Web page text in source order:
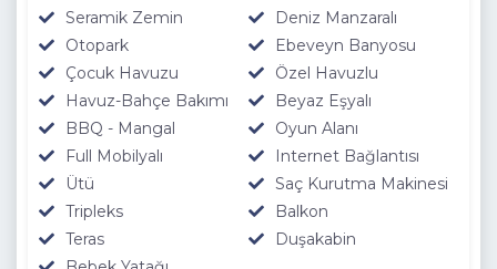
Seramik Zemin
Deniz Manzaralı
Otopark
Ebeveyn Banyosu
Çocuk Havuzu
Özel Havuzlu
Havuz-Bahçe Bakımı
Beyaz Eşyalı
BBQ - Mangal
Oyun Alanı
Full Mobilyalı
Internet Bağlantısı
Ütü
Saç Kurutma Makinesi
Tripleks
Balkon
Teras
Duşakabin